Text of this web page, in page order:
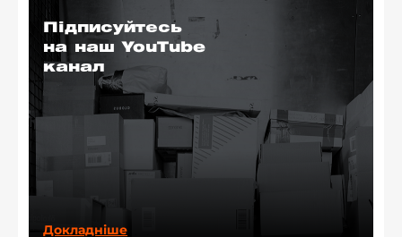
Підписуйтесь
на наш YouTube
канал
Докладніше